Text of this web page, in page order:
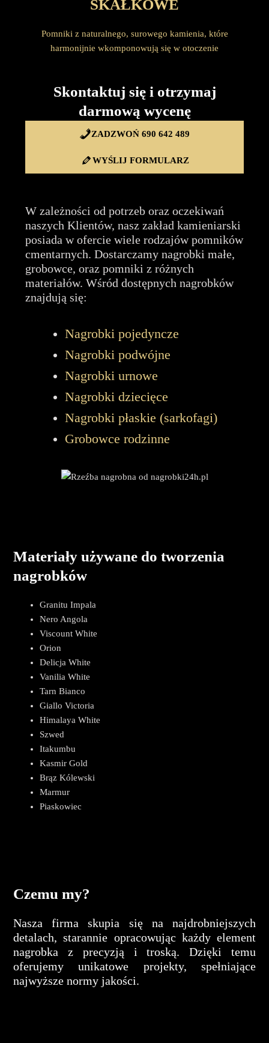
SKAŁKOWE
Pomniki z naturalnego, surowego kamienia, które
harmonijnie wkomponowują się w otoczenie
Skontaktuj się i otrzymaj
darmową wycenę
ZADZWOŃ 690 642 489
WYŚLIJ FORMULARZ
W zależności od potrzeb oraz oczekiwań
naszych Klientów, nasz zakład kamieniarski
posiada w ofercie wiele rodzajów pomników
cmentarnych. Dostarczamy nagrobki małe,
grobowce, oraz pomniki z różnych
materiałów. Wśród dostępnych nagrobków
znajdują się:
Nagrobki pojedyncze
Nagrobki podwójne
Nagrobki urnowe
Nagrobki dziecięce
Nagrobki płaskie (sarkofagi)
Grobowce rodzinne
Materiały używane do tworzenia
nagrobków
Granitu Impala
Nero Angola
Viscount White
Orion
Delicja White
Vanilia White
Tarn Bianco
Giallo Victoria
Himalaya White
Szwed
Itakumbu
Kasmir Gold
Brąz Kólewski
Marmur
Piaskowiec
Czemu my?
Nasza firma skupia się na najdrobniejszych
detalach, starannie opracowując każdy element
nagrobka z precyzją i troską. Dzięki temu
oferujemy unikatowe projekty, spełniające
najwyższe normy jakości.